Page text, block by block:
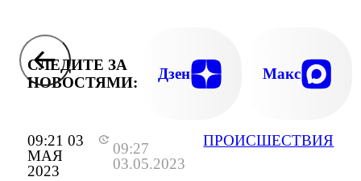
09:21 03
МАЯ
2023
09:27
03.05.2023
ПРОИСШЕСТВИЯ
СЛЕДИТЕ ЗА
НОВОСТЯМИ:
Дзен Макс